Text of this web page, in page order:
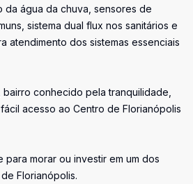
da água da chuva, sensores de
sistema dual flux nos sanitários e
atendimento dos sistemas essenciais
conhecido pela tranquilidade,
acesso ao Centro de Florianópolis
morar ou investir em um dos
Florianópolis.